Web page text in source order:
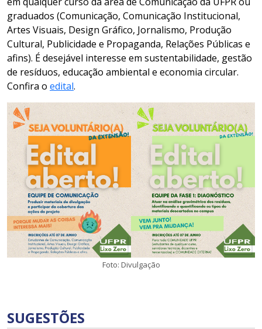
graduados (Comunicação, Comunicação Institucional,
Artes Visuais, Design Gráfico, Jornalismo, Produção
Cultural, Publicidade e Propaganda, Relações Públicas e
afins). É desejável interesse em sustentabilidade, gestão
de resíduos, educação ambiental e economia circular.
Confira o edital.
Foto: Divulgação
SUGESTÕES